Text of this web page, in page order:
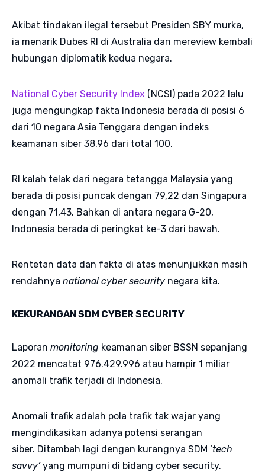
Akibat tindakan ilegal tersebut Presiden SBY murka,
ia menarik Dubes RI di Australia dan mereview kembali
hubungan diplomatik kedua negara.
National Cyber Security Index (NCSI) pada 2022 lalu
juga mengungkap fakta Indonesia berada di posisi 6
dari 10 negara Asia Tenggara dengan indeks
keamanan siber 38,96 dari total 100.
RI kalah telak dari negara tetangga Malaysia yang
berada di posisi puncak dengan 79,22 dan Singapura
dengan 71,43. Bahkan di antara negara G-20,
Indonesia berada di peringkat ke-3 dari bawah.
Rentetan data dan fakta di atas menunjukkan masih
rendahnya national cyber security negara kita.
KEKURANGAN SDM CYBER SECURITY
Laporan monitoring keamanan siber BSSN sepanjang
2022 mencatat 976.429.996 atau hampir 1 miliar
anomali trafik terjadi di Indonesia.
Anomali trafik adalah pola trafik tak wajar yang
mengindikasikan adanya potensi serangan
siber. Ditambah lagi dengan kurangnya SDM ‘tech
savvy’yang mumpuni di bidang cyber security.